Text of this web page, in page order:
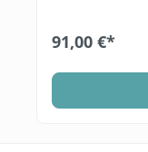
91,00 €*